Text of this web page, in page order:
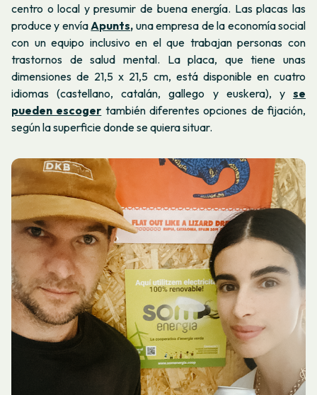
centro o local y presumir de buena energía. Las placas las
produce y envía Apunts, una empresa de la economía social
con un equipo inclusivo en el que trabajan personas con
trastornos de salud mental. La placa, que tiene unas
dimensiones de 21,5 x 21,5 cm, está disponible en cuatro
idiomas (castellano, catalán, gallego y euskera), y se
pueden escoger también diferentes opciones de fijación,
según la superficie donde se quiera situar.